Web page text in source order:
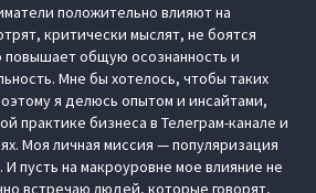
положительно влияют на
критически мыслят, не боятся
повышает общую осознанность и
Мне бы хотелось, чтобы таких
я делюсь опытом и инсайтами,
практике бизнеса в Телеграм-канале и
Моя личная миссия — популяризация
пусть на макроуровне мое влияние не
встречаю людей, которые говорят,